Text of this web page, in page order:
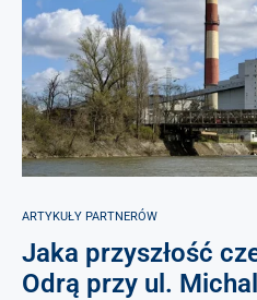
ARTYKUŁY PARTNERÓW
Jaka przyszłość
Odrą przy ul.